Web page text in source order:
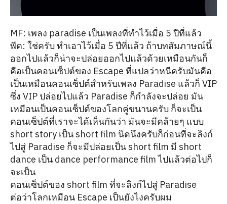
MF: เพลง paradise เป็นเพลงที่ทำไว้เมื่อ 5 ปีที่แล้ว
พีค: ใช่ครับ ทำเอาไว้เมื่อ 5 ปีที่แล้ว ถ้าบทสัมภาษณ์นี้
ออกไปแล้วก็น่าจะปล่อยออกไปแล้วด้วยเหมือนกันก็
คือเป็นคอนเซ็ปต์ของ Escape ที่แปลว่าหนีครับมันคือ
เป็นเหมือนคอนเซ็ปต์สำหรับเพลง Paradise แล้วก็ VIP
ซึ่ง VIP ปล่อยไปแล้ว Paradise ก็กำลังจะปล่อย มัน
เหมือนเป็นคอนเซ็ปต์ของโลกคู่ขนานครับ ก็จะเป็น
คอนเซ็ปต์ที่เราจะได้เห็นกันว่า มันจะมีคล้ายๆ แบบ
short story เป็น short film นิดนึงครับก็ก่อนที่จะลิงก์
ไปสู่ Paradise ก็จะมีปล่อยเป็น short film มี short
dance เป็น dance performance film ไปแล้วต่อไปก็
จะเป็น
คอนเซ็ปต์ของ short film ที่จะลิงก์ไปสู่ Paradise
ต่อว่าโลกเหมือน Escape เป็นยังไงครับผม